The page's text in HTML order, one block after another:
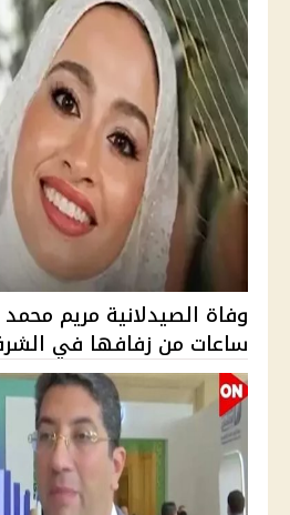
وفاة الصيدلانية مريم
ساعات من زفافها في